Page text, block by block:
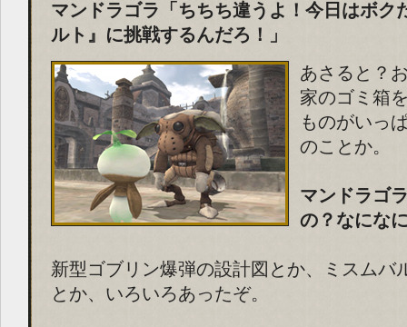
マンドラゴラ「ちちち違うよ！今日はボク
ルト』に挑戦するんだろ！」
あさると？
家のゴミ箱
ものがいっ
のことか。
マンドラゴ
の？なにな
新型ゴブリン爆弾の設計図とか、ミスムバ
とか、いろいろあったぞ。